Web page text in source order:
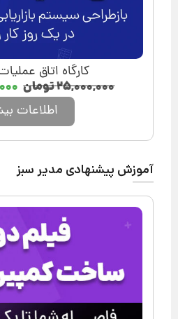
کارگاه اتاق
۲۵,۰۰۰,۰۰۰تومان
اطلاعات
آموزش پیشنهادی مدیر سبز